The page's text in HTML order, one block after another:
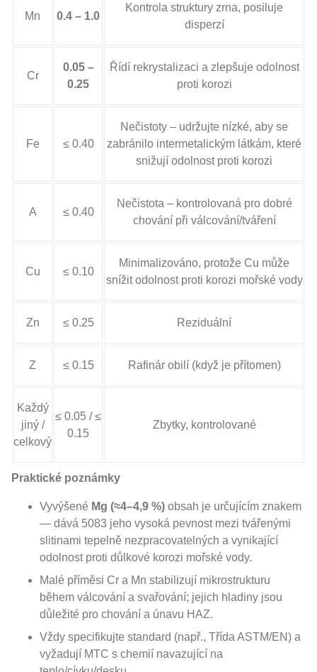
Mn 0.4 – 1.0
Kontrola struktury zrna, posiluje
disperzí
Cr
0.05 –
0.25
Řídí rekrystalizaci a zlepšuje odolnost
proti korozi
Fe ≤ 0.40
Nečistoty – udržujte nízké, aby se
zabránilo intermetalickým látkám, které
snižují odolnost proti korozi
A ≤ 0.40
Nečistota – kontrolovaná pro dobré
chování při válcování/tváření
Cu ≤ 0.10
Minimalizováno, protože Cu může
snížit odolnost proti korozi mořské vody
Zn ≤ 0.25 Reziduální
Z ≤ 0.15 Rafinár obilí (když je přítomen)
Každý
jiný /
celkový
≤ 0.05 / ≤
0.15
Zbytky, kontrolované
Praktické poznámky
Vyvýšené Mg (≈4–4,9 %) obsah je určujícím znakem
— dává 5083 jeho vysoká pevnost mezi tvářenými
slitinami tepelně nezpracovatelných a vynikající
odolnost proti důlkové korozi mořské vody.
Malé příměsi Cr a Mn stabilizují mikrostrukturu
během válcování a svařování; jejich hladiny jsou
důležité pro chování a únavu HAZ.
Vždy specifikujte standard (např., Třída ASTM/EN) a
vyžadují MTC s chemií navazující na